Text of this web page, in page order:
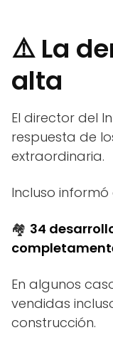
⚠️ La
alta
El director del
respuesta de
extraordinaria.
Incluso informó
🏘️ 34
En algunos
vendidas
construcción.